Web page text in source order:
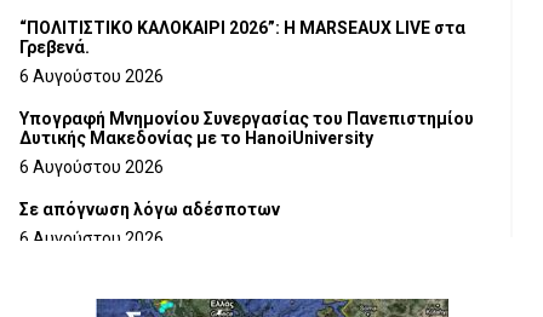
“ΠΟΛΙΤΙΣΤΙΚΟ ΚΑΛΟΚΑΙΡΙ 2026”: Η MARSEAUX LIVE στα
Γρεβενά.
6 Αυγούστου 2026
Υπογραφή Μνημονίου Συνεργασίας του Πανεπιστημίου
Δυτικής Μακεδονίας με το HanoiUniversity
6 Αυγούστου 2026
Σε απόγνωση λόγω αδέσποτων
6 Αυγούστου 2026
6 Αυγούστου 2026